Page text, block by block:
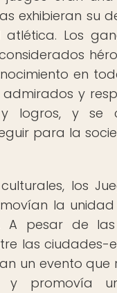
exhibieran su
atlética. Los
en
y
logros, y se
para la
los
la
A pesar de
las ciudades-
un evento
y promovía